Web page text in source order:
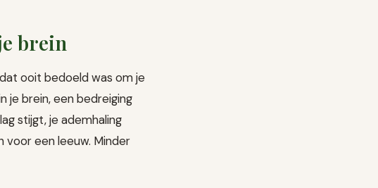
brein
ooit bedoeld was om je
je brein, een bedreiging
stijgt, je ademhaling
voor een leeuw. Minder